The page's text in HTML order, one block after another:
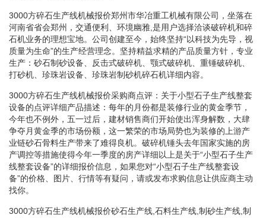
3000方碎石生产线机械报价郑州市华冶重工机械有限公司，坐落在
河南省省会郑州，交通便利、环境幽雅,是用户选择洽谈破碎机和碎
石机业务的理想宝地。公司创建至今，始终坚持“以科技为先导，视
质量为生命”的生产经营理念。坚持精益求精的产品质量方针，专业
生产：砂石制砂设备、反击式破碎机、颚式破碎机、重锤破碎机、
打砂机、珍珠岩设备、珍珠岩制砂机碎石机详细内容。
3000方碎石生产线机械报价采购商点评：关于小型石子生产线整套
设备的点评详细产品描述：每年的月份都是装修行业的黄金季节，
今年也不例外，五一过后，建材销售商们开始使出浑身解数，大肆
争夺月黄金季的市场份额，这一繁荣的市场局势也为装修的上游产
业链砂石骨料生产带来了难得良机。破碎机锤头去年国家实施的房
产调控等措施使得今年一季度的房产详细以上是关于“小型石子生产
线整套设备”的详细报价信息，如果您对“小型石子生产线整套设
备”的价格、图片、行情等有疑问，请或发布求购信息让供应商主动
找你。
3000方碎石生产线机械报价砂石生产线,石料生产线,制砂生产线,制